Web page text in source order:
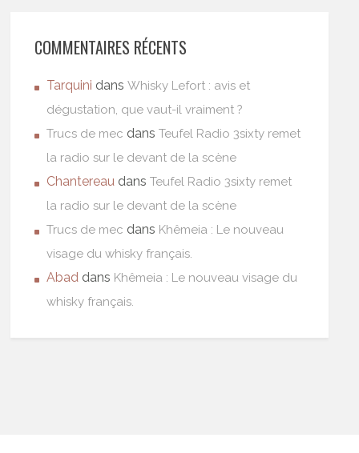
COMMENTAIRES RÉCENTS
Tarquini dansWhisky Lefort : avis et
dégustation, que vaut-il vraiment ?
Trucs de mec dansTeufel Radio 3sixty remet
la radio sur le devant de la scène
Chantereau dansTeufel Radio 3sixty remet
la radio sur le devant de la scène
Trucs de mec dans Khêmeia : Le nouveau
visage du whisky français.
Abad dans Khêmeia : Le nouveau visage du
whisky français.